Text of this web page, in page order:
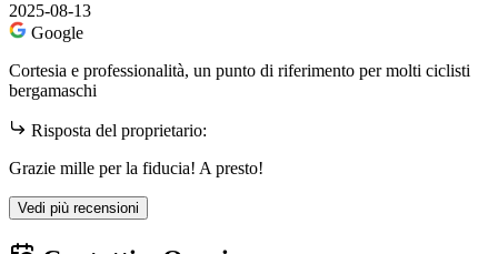
2025-08-13
Google
Cortesia e professionalità, un punto di riferimento per molti ciclisti
bergamaschi
Risposta del proprietario:
Grazie mille per la fiducia! A presto!
Vedi più recensioni